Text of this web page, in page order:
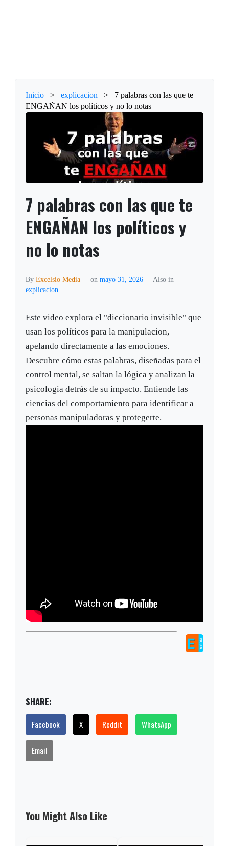
Inicio > explicacion >
7 palabras con las que te
ENGAÑAN los políticos y no lo notas
7 palabras con las que te
ENGAÑAN los políticos y
no lo notas
ByExcelsio Media on mayo 31, 2026
Also in
explicacion
Este video explora el "diccionario invisible" que
usan los políticos para la manipulacion,
apelando directamente a las emociones.
Descubre cómo estas palabras, diseñadas para el
control mental, se saltan la lógica y analizan la
psicologia detrás de su impacto. Entiende las
ciencias del comportamiento para identificar a
personas manipuladoras y protegerte.
SHARE:
Facebook X Reddit WhatsApp
Email
You Might Also Like